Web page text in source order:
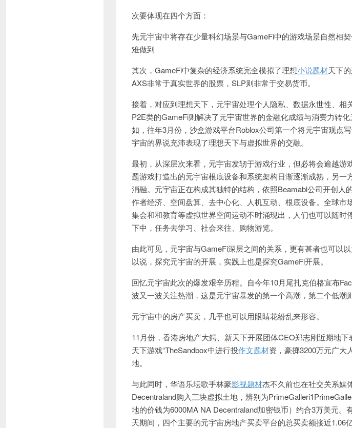
次要体现在四个方面：
先元宇宙中将存在少量科幻场景与GameFi中的游戏场景自然相
难做到
其次，GameFi中复杂的经济系统完全模拟了理想小说题材天下
AXS非常于真实世界的股票，SLP则非常于交易货币。
接着，对应到理想天下，元宇宙处理个人隐私、数据永世性、相
P2E类的GameFi则解决了元宇宙世界的金融化成绩与消费力转
如，往年3月份，沙盒游戏平台Roblox公司第一个将元宇宙观点
宇宙的界说充沛表现了理想天下与虚拟世界的交融。
最初，从深层次来看，元宇宙发轫于游戏行业，但必将会逾越游
题游戏打造出的元宇宙根底设备和系统架构日渐逐渐成熟，另一
消融。元宇宙正在构成其独特的结构，依照Beamabl公司开创人
作者经济、空间盘算、去中心化、人机互动、根底设备。全球市
集会和和教育等虚拟世界空间运动不时涌现出，人们也可以随时
下中，任务去学习、社会来往、购物游览。
由此可见，元宇宙与GameFi深层之间的关系，更有甚者也可以
以说，探究元宇宙的开展，实践上也是探究GameFi开展。
回忆元宇宙此次的爆发艰辛历程。自今年10月尾扎克伯格宣布
波又一波关注热潮，这是元宇宙暴发的第一个高潮，第二个低潮
元宇宙中的房产买卖，几乎也可以用眼睛花纷乱来形容。
11月份，香港房地产大鳄、新天下开展团体CEO郑志刚近期地
天下游戏“TheSandbox中进行投作文题材资，豪掷3200万元广大
地。
与此同时，华语乐坛歌手林豪影视题材杰不久前也在社交关系
Decentraland购入三块虚拟土地，辨别为
地的价钱为6000MA NA Decentraland加密钱币）约合3万美元。
天期间，四个主要的元宇宙房地产买卖平台的总买卖额接近1.06亿